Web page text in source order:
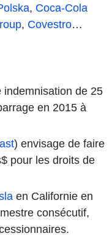
, Coca-Cola
, Covestro…
indemnisation de 25
en 2015 à
) envisage de faire
pour les droits de
en Californie en
consécutif,